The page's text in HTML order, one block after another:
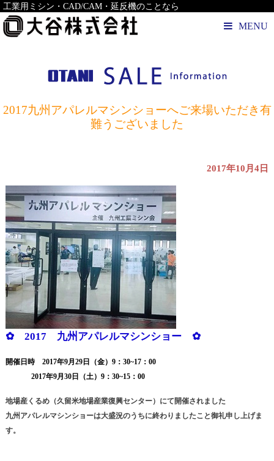
工業用ミシン・CAD/CAM・延反機のことなら
MENU
2017九州アパレルマシンショーへご来場いただき有
難うございました
2017年10月4日
✿ 2017 九州アパレルマシンショー ✿
開催日時 2017年9月29日（金）9：30~17：00
2017年9月30日（土）9：30~15：00
地場産くるめ（久留米地場産業復興センター）にて開催されました
九州アパレルマシンショーは大盛況のうちに終わりましたこと御礼申し上げま
す。